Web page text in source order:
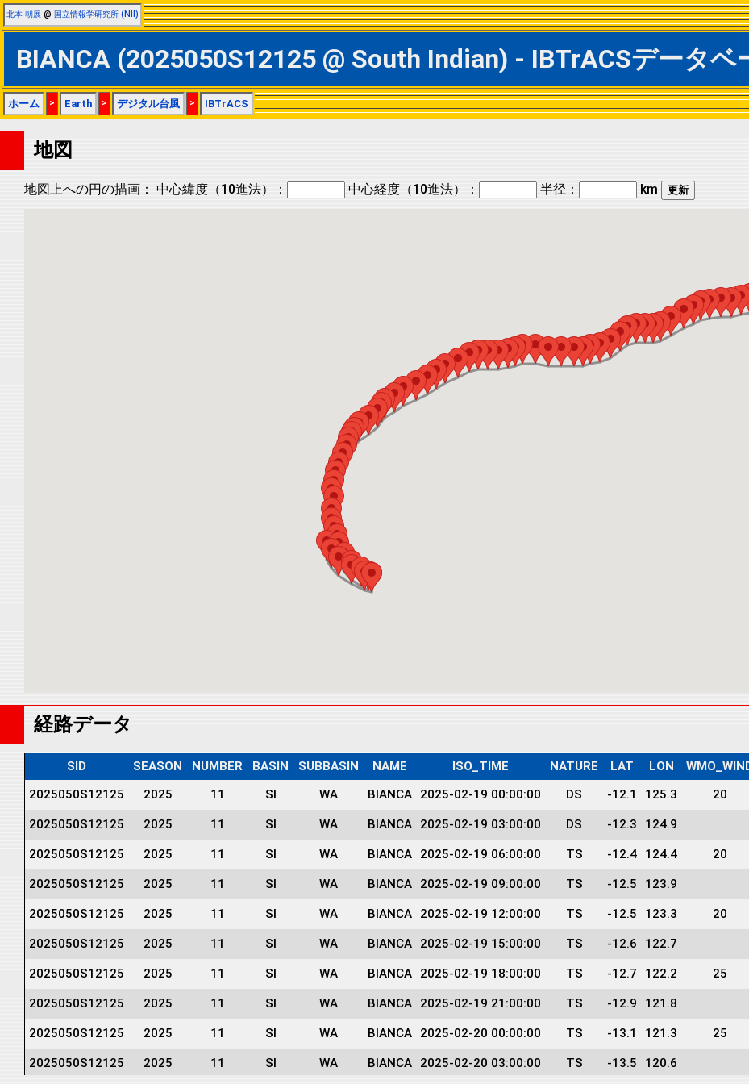
北本 朝展 @ 国立情報学研究所 (NII)
BIANCA (2025050S12125 @ South Indian) - IBTrACSデータ
ホーム > Earth > デジタル台風 > IBTrACS
地図
地図上への円の描画： 中心緯度（10進法）： 中心経度（10進法）： 半径： km
経路データ
SID SEASON NUMBER BASIN SUBBASIN NAME ISO_TIME NATURE LAT LON
2025050S12125
2025 11 SI WA BIANCA 2025-02-19 00:00:00 DS -12.1 125.3 20
2025050S12125 2025 11 SI WA BIANCA 2025-02-19 03:00:00 DS -12.3 124.9
2025050S12125 2025 11 SI WA BIANCA 2025-02-19 06:00:00 TS -12.4 124.4 20
2025050S12125 2025 11 SI WA BIANCA 2025-02-19 09:00:00 TS -12.5 123.9
2025050S12125 2025 11 SI WA BIANCA 2025-02-19 12:00:00 TS -12.5 123.3 20
2025050S12125 2025 11 SI WA BIANCA 2025-02-19 15:00:00 TS -12.6 122.7
2025050S12125 2025 11 SI WA BIANCA 2025-02-19 18:00:00 TS -12.7 122.2 25
2025050S12125 2025 11 SI WA BIANCA 2025-02-19 21:00:00 TS -12.9 121.8
2025050S12125 2025 11 SI WA BIANCA 2025-02-20 00:00:00 TS -13.1 121.3 25
2025050S12125 2025 11 SI WA BIANCA 2025-02-20 03:00:00 TS -13.5 120.6